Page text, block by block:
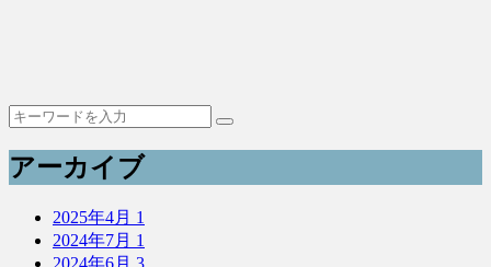
アーカイブ
2025年4月 1
2024年7月 1
2024年6月 3